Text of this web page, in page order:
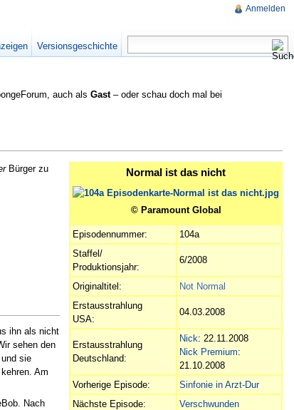
auch als Gast– oder schau doch mal bei
Normal ist das nicht
© Paramount Global
Episodennummer:
104a
Staffel/
Produktionsjahr:
6/2008
Originaltitel:
Not Normal
Erstausstrahlung
USA:
04.03.2008
Erstausstrahlung
Deutschland:
Nick: 22.11.2008
Nick Premium:
21.10.2008
Vorherige Episode:
Sinfonie in Arzt-Dur
Nächste Episode:
Verschwunden
Bürger zu
ihn als nicht
sehen den
sie
Am
Nach
Anmelden
Versionsgeschichte